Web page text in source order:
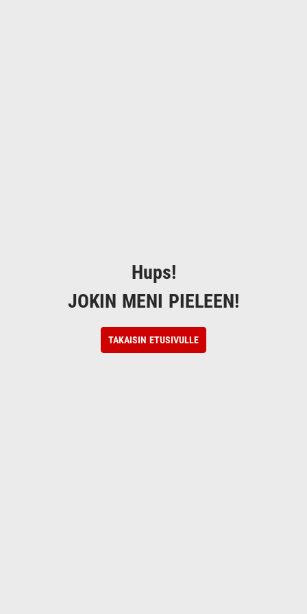
Hups!
JOKIN MENI PIELEEN!
TAKAISIN ETUSIVULLE